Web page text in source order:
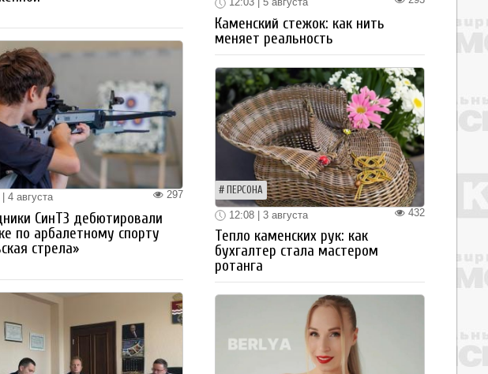
297
4 августа
СинТЗ дебютировали
по арбалетному спорту
стрела»
Каменский стежок: как нить
меняет реальность
ПЕРСОНА
432
12:08 | 3 августа
Тепло каменских рук: как
бухгалтер стала мастером
ротанга